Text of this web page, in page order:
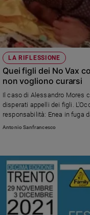
LA RIFLESSIONE
Quei figli dei No Vax
non vogliono curarsi
Il caso di Alessandro Mores
disperati appelli dei figli.
responsabilità: Enea in fuga
figlioletto Ascanio per mano.
Antonio Sanfrancesco